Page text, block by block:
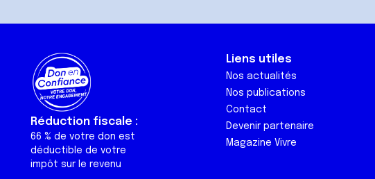
Réduction fiscale :
66 % de votre don est
déductible de votre
impôt sur le revenu
Liens utiles
Nos actualités
Nos publications
Contact
Devenir partenaire
Magazine Vivre